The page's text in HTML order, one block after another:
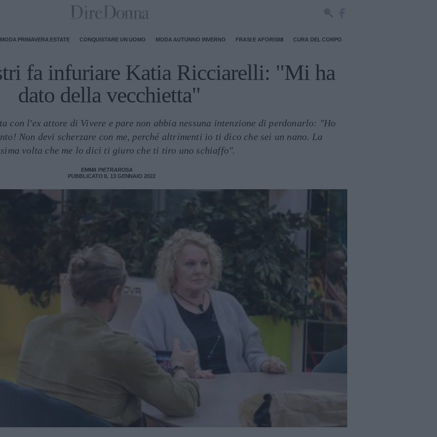
MODA PRIMAVERA ESTATE CONQUISTARE UN UOMO MODA AUTUNNO INVERNO FRASI E AFORISMI CURA DEL CORPO
fa infuriare Katia Ricciarelli: "Mi ha
dato della vecchietta"
con l'ex attore di Vivere e pare non abbia nessuna intenzione di perdonarlo: "Ho
Non devi scherzare con me, perché altrimenti io ti dico che sei un nano. La
volta che me lo dici ti giuro che ti tiro uno schiaffo".
EMMA PIETRAROSA
PUBBLICATO IL 13 GENNAIO 2022